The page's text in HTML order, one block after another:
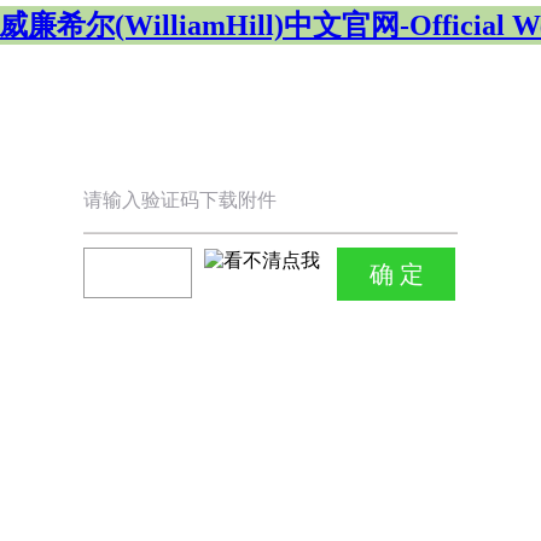
廉希尔(WilliamHill)中文官网-Official
请输入验证码下载附件